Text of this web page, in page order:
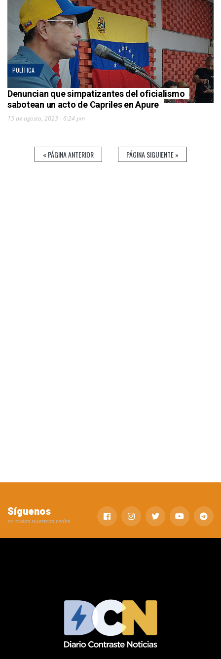
POLÍTICA
Denuncian que simpatizantes del oficialismo
sabotean un acto de Capriles en Apure
15 de agosto, 2023 - 6:24 pm
« PÁGINA ANTERIOR PÁGINA SIGUIENTE »
Síguenos
en todas nuestras redes